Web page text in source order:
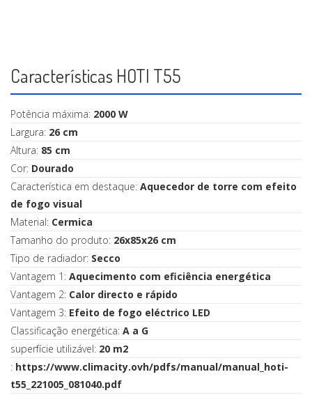
Características HOTI T55
Potência máxima: 2000 W
Largura: 26 cm
Altura: 85 cm
Cor: Dourado
Característica em destaque: Aquecedor de torre com efeito
de fogo visual
Material: Cermica
Tamanho do produto: 26x85x26 cm
Tipo de radiador: Secco
Vantagem 1: Aquecimento com eficiência energética
Vantagem 2: Calor directo e rápido
Vantagem 3: Efeito de fogo eléctrico LED
Classificação energética: A a G
superfície utilizável: 20 m2
: https://www.climacity.ovh/pdfs/manual/manual_hoti-
t55_221005_081040.pdf